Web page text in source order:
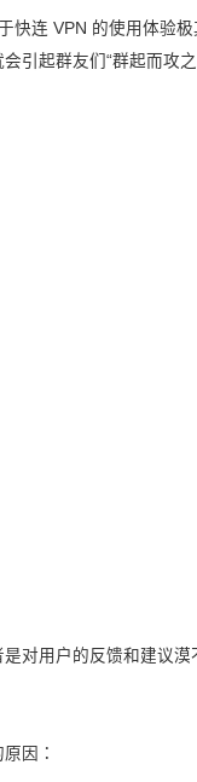
快连 VPN 的使用体验
引起群友们“群起而攻之
对用户的反馈和建议漠
因：